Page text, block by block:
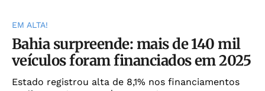
EM ALTA!
Bahia surpreende: mais de 140 mil
veículos foram financiados em 2025
Estado registrou alta de 8,1% nos financiamentos